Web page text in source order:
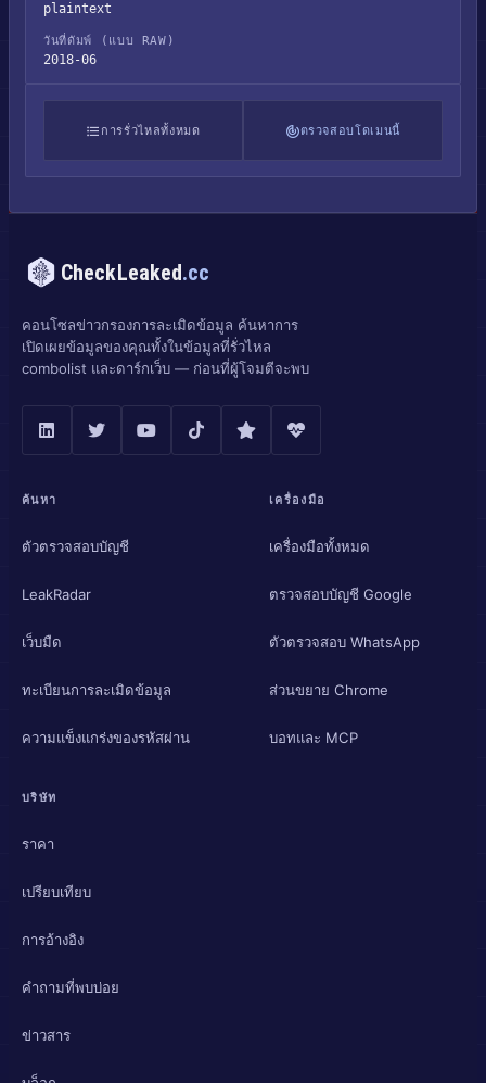
plaintext
วันที่ดัมพ์ (แบบ RAW)
2018-06
การรั่วไหลทั้งหมด ตรวจสอบโดเมนนี้
CheckLeaked.cc
คอนโซลข่าวกรองการละเมิดข้อมูล ค้นหาการ
เปิดเผยข้อมูลของคุณทั้งในข้อมูลที่รั่วไหล
combolist และดาร์กเว็บ — ก่อนที่ผู้โจมตีจะพบ
ค้นหา
ตัวตรวจสอบบัญชี
LeakRadar
เว็บมืด
ทะเบียนการละเมิดข้อมูล
ความแข็งแกร่งของรหัสผ่าน
เครื่องมือ
เครื่องมือทั้งหมด
ตรวจสอบบัญชี Google
ตัวตรวจสอบ WhatsApp
ส่วนขยาย Chrome
บอทและ MCP
บริษัท
ราคา
เปรียบเทียบ
การอ้างอิง
คำถามที่พบบ่อย
ข่าวสาร